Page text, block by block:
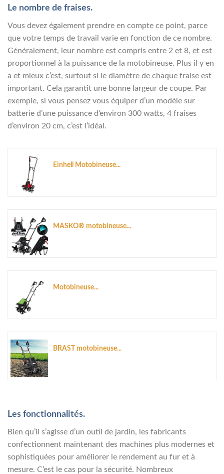
Le nombre de fraises.
Vous devez également prendre en compte ce point, parce
que votre temps de travail varie en fonction de ce nombre.
Généralement, leur nombre est compris entre 2 et 8, et est
proportionnel à la puissance de la motobineuse. Plus il y en
a et mieux c’est, surtout si le diamètre de chaque fraise est
important. Cela garantit une bonne largeur de coupe. Par
exemple, si vous pensez vous équiper d’un modèle sur
batterie d’une puissance d’environ 300 watts, 4 fraises
d’environ 20 cm, c’est l’idéal.
Einhell Motobineuse...
MASKO® motobineuse...
Motobineuse...
BRAST motobineuse...
Les fonctionnalités.
Bien qu’il s’agisse d’un outil de jardin, les fabricants
confectionnent maintenant des machines plus modernes et
sophistiquées pour améliorer le rendement au fur et à
mesure. C’est le cas pour la sécurité. Nombreux